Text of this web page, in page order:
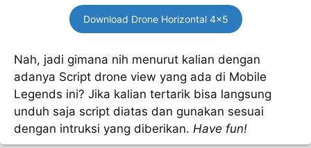
Download Drone Horizontal 4×5
Nah, jadi gimana nih menurut kalian dengan
adanya Script drone view yang ada di Mobile
Legends ini? Jika kalian tertarik bisa langsung
unduh saja script diatas dan gunakan sesuai
dengan intruksi yang diberikan. Have fun!